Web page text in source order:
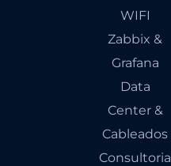
WIFI
Zabbix &
Grafana
Data
Center &
Cableados
Consultoria